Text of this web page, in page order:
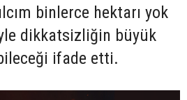
binlerce hektarı yok
dikkatsizliğin büyük
ifade etti.